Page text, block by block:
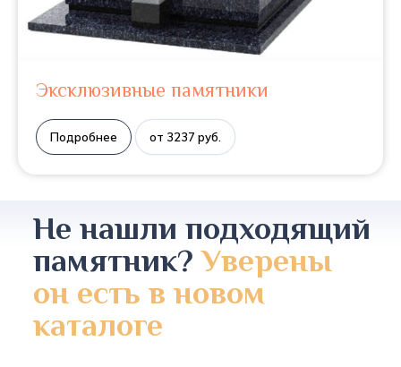
Эксклюзивные памятники
Подробнее от 3237 руб.
Не нашли подходящий
памятник?Уверены
он есть в новом
каталоге